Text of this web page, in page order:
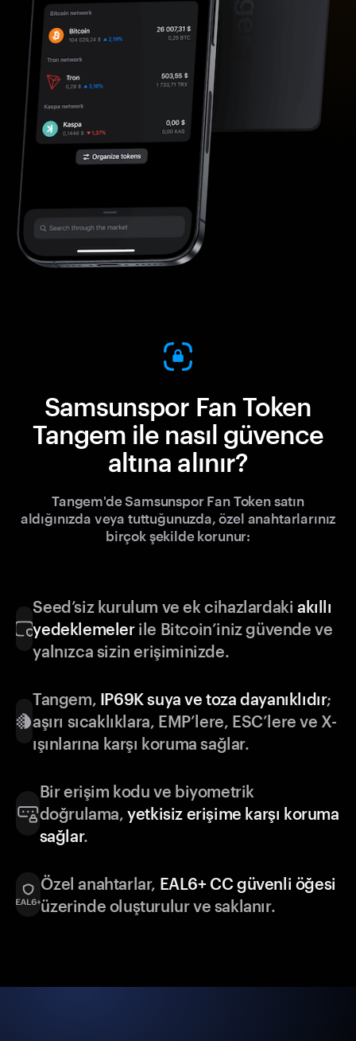
Samsunspor Fan Token
Tangem ile nasıl güvence
altına alınır?
Tangem'de Samsunspor Fan Token satın
aldığınızda veya tuttuğunuzda, özel anahtarlarınız
birçok şekilde korunur:
Seed’siz kurulum ve ek cihazlardakiakıllı
yedeklemelerile Bitcoin’iniz güvende ve
yalnızca sizin erişiminizde.
Tangem, IP69K suya ve toza dayanıklıdır;
aşırı sıcaklıklara, EMP’lere, ESC’lere ve X-
ışınlarına karşı koruma sağlar.
Bir erişim kodu ve biyometrik
doğrulama,yetkisiz erişime karşı koruma
sağlar.
Özel anahtarlar, EAL6+ CC güvenli öğesi
üzerinde oluşturulur ve saklanır.